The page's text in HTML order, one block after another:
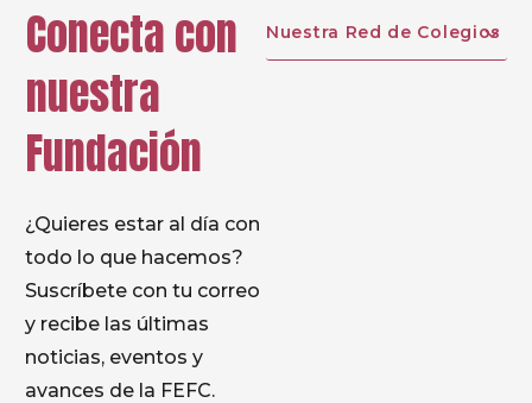
Conecta con
nuestra
Fundación
¿Quieres estar al día con
todo lo que hacemos?
Suscríbete con tu correo
y recibe las últimas
noticias, eventos y
avances de la FEFC.
Nuestra Red de Colegios